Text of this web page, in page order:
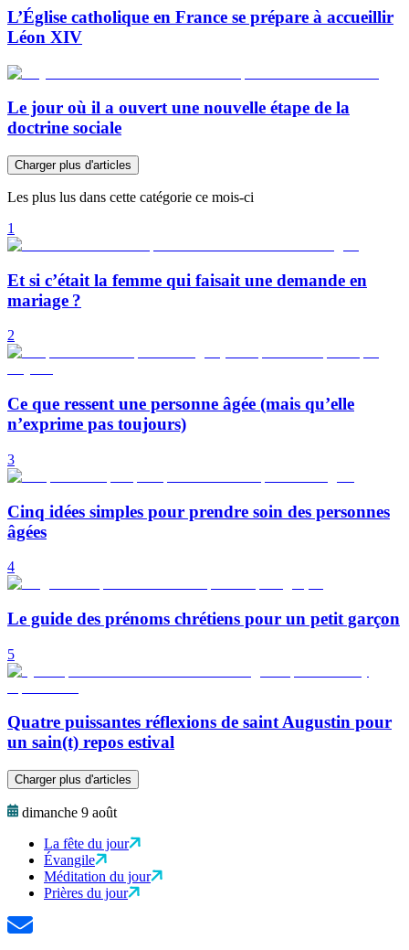
L’Église catholique en France se prépare à accueillir
Léon XIV
Le jour où il a ouvert une nouvelle étape de la
doctrine sociale
Charger plus d'articles
Les plus lus dans cette catégorie ce mois-ci
1
Et si c’était la femme qui faisait une demande en
mariage ?
2
Ce que ressent une personne âgée (mais qu’elle
n’exprime pas toujours)
3
Cinq idées simples pour prendre soin des personnes
âgées
4
Le guide des prénoms chrétiens pour un petit garçon
5
Quatre puissantes réflexions de saint Augustin pour
un sain(t) repos estival
Charger plus d'articles
dimanche 9 août
La fête du jour
Évangile
Méditation du jour
Prières du jour